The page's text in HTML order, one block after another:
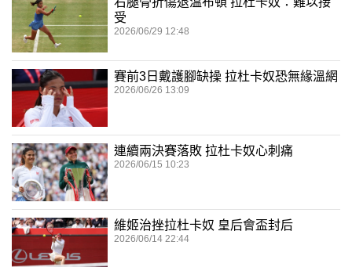
受
2026/06/29 12:48
賽前3日戴護腳缺操 拉杜卡奴恐無緣溫網
2026/06/26 13:09
連續兩決賽落敗 拉杜卡奴心刺痛
2026/06/15 10:23
維姬治挫拉杜卡奴 皇后會盃封后
2026/06/14 22:44